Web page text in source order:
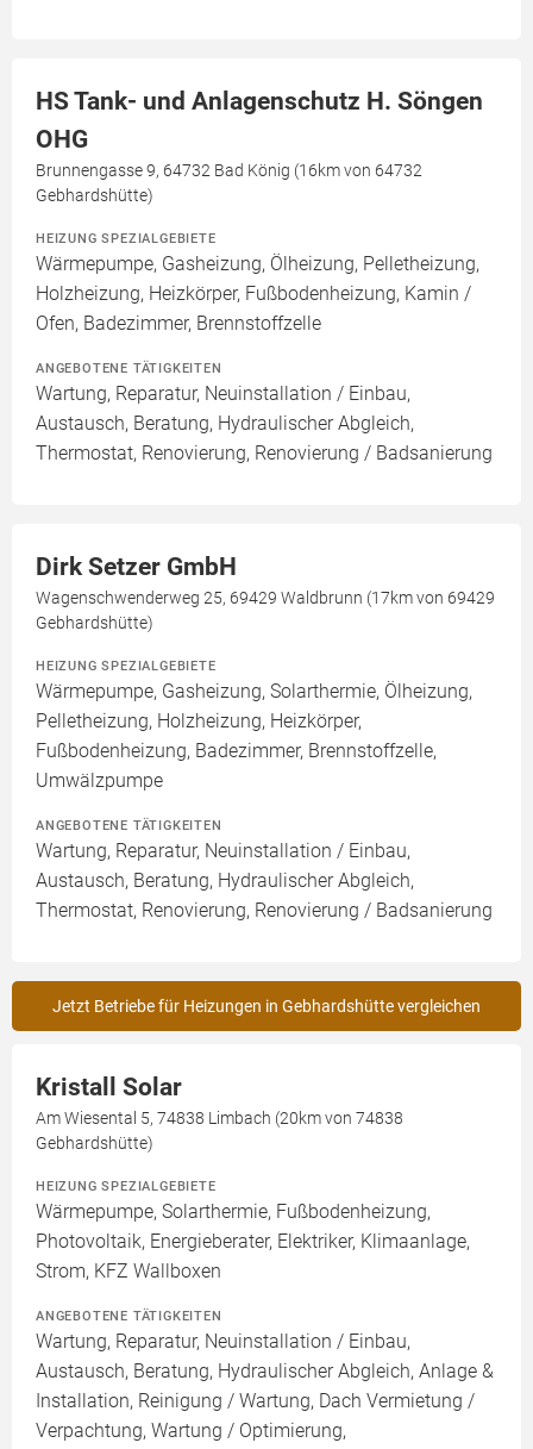
HS Tank- und Anlagenschutz H. Söngen
OHG
Brunnengasse 9, 64732 Bad König (16km von 64732
Gebhardshütte)
HEIZUNG SPEZIALGEBIETE
Wärmepumpe, Gasheizung, Ölheizung, Pelletheizung,
Holzheizung, Heizkörper, Fußbodenheizung, Kamin /
Ofen, Badezimmer, Brennstoffzelle
ANGEBOTENE TÄTIGKEITEN
Wartung, Reparatur, Neuinstallation / Einbau,
Austausch, Beratung, Hydraulischer Abgleich,
Thermostat, Renovierung, Renovierung / Badsanierung
Dirk Setzer GmbH
Wagenschwenderweg 25, 69429 Waldbrunn (17km von 69429
Gebhardshütte)
HEIZUNG SPEZIALGEBIETE
Wärmepumpe, Gasheizung, Solarthermie, Ölheizung,
Pelletheizung, Holzheizung, Heizkörper,
Fußbodenheizung, Badezimmer, Brennstoffzelle,
Umwälzpumpe
ANGEBOTENE TÄTIGKEITEN
Wartung, Reparatur, Neuinstallation / Einbau,
Austausch, Beratung, Hydraulischer Abgleich,
Thermostat, Renovierung, Renovierung / Badsanierung
Jetzt Betriebe für Heizungen in Gebhardshütte vergleichen
Kristall Solar
Am Wiesental 5, 74838 Limbach (20km von 74838
Gebhardshütte)
HEIZUNG SPEZIALGEBIETE
Wärmepumpe, Solarthermie, Fußbodenheizung,
Photovoltaik, Energieberater, Elektriker, Klimaanlage,
Strom, KFZ Wallboxen
ANGEBOTENE TÄTIGKEITEN
Wartung, Reparatur, Neuinstallation / Einbau,
Austausch, Beratung, Hydraulischer Abgleich, Anlage &
Installation, Reinigung / Wartung, Dach Vermietung /
Verpachtung, Wartung / Optimierung,